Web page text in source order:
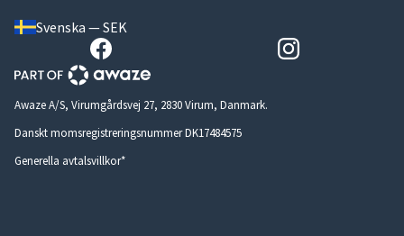
Svenska — SEK
Awaze A/S, Virumgårdsvej 27, 2830 Virum, Danmark.
Danskt momsregistreringsnummer DK17484575
Generella avtalsvillkor*